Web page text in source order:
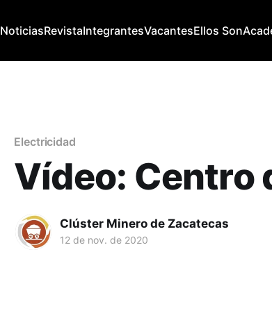
NoticiasRevistaIntegrantesVacantesEllos Son
Electricidad
Vídeo: Centro
Clúster Minero de Zacatecas
12 de nov. de 2020